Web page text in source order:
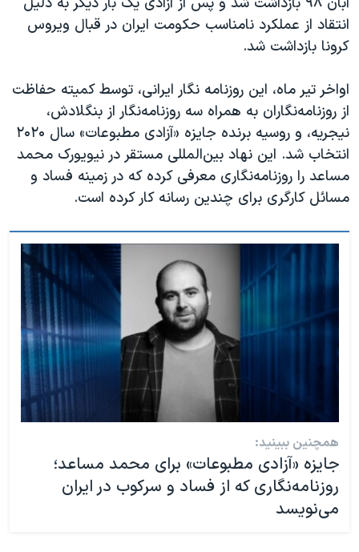
انتقاد از عملکرد نامناسب حکومت ایران در قبال ویروس
کرونا بازداشت شد.
اواخر تیر ماه، ‌این روزنامه نگار ایرانی، توسط کمیته حفاظت
از روزنامه‌نگاران به همراه سه روزنامه‌نگار از بنگلادش،
نیجریه، و روسیه برنده جایزه «آزادی مطبوعات» سال ۲۰۲۰
انتخاب شد. این نهاد بین‌المللی مستقر در نیویورک محمد
مساعد را روزنامه‌نگاری معرفی کرده که در زمینه فساد و
مسائل کارگری برای چندین رسانه کار کرده است.
همچنین ببینید:
جایزه «آزادی مطبوعات» برای محمد مساعد؛
روزنامه‌نگاری که از فساد و سرکوب در ایران
می‌نویسد